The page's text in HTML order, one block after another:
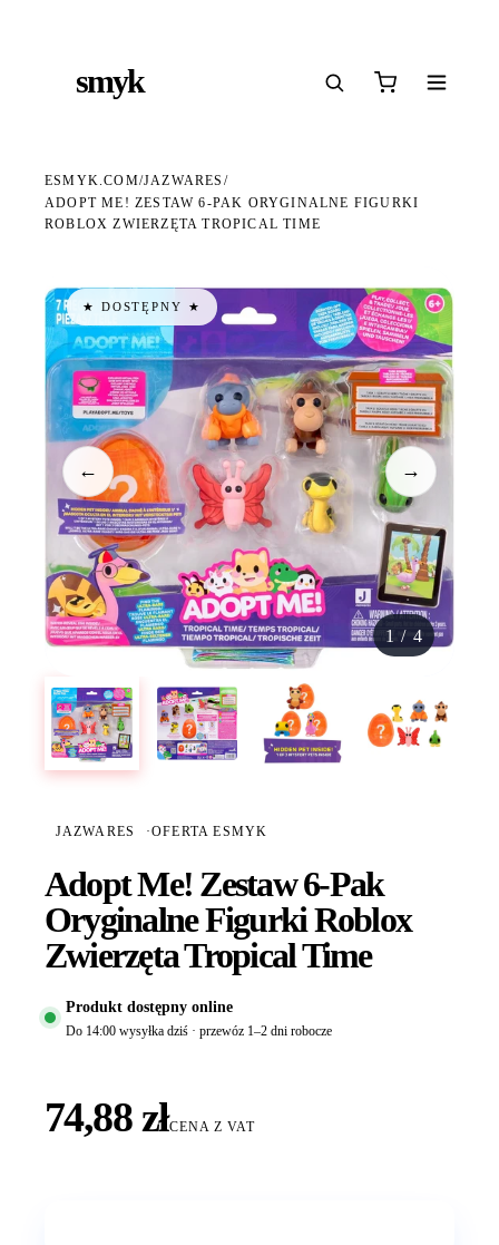
smyk
ESMYK.COM/JAZWARES /
ADOPT ME! ZESTAW 6-PAK ORYGINALNE FIGURKI
ROBLOX ZWIERZĘTA TROPICAL TIME
★ DOSTĘPNY ★
← →
1 / 4
JAZWARES ·OFERTA ESMYK
Adopt Me! Zestaw 6-Pak
Oryginalne Figurki Roblox
Zwierzęta Tropical Time
Produkt dostępny online
Do 14:00 wysyłka dziś · przewóz 1–2 dni robocze
74,88 złCENA Z VAT